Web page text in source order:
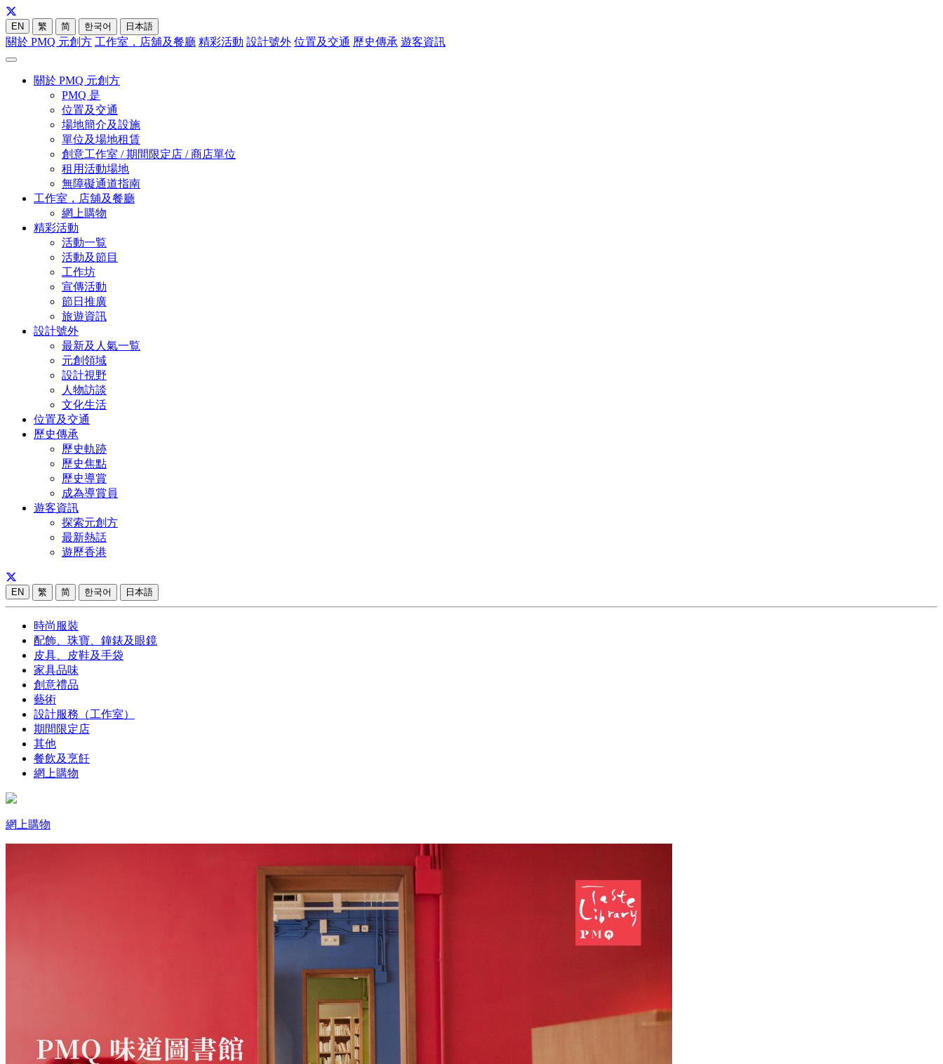
EN 繁 简 한국어 日本語
關於 PMQ 元創方 工作室，店舖及餐廳 精彩活動 設計號外 位置及交通 歷史傳承 遊客資訊
關於 PMQ 元創方
PMQ 是
位置及交通
場地簡介及設施
單位及場地租賃
創意工作室 / 期間限定店 / 商店單位
租用活動場地
無障礙通道指南
工作室，店舖及餐廳
網上購物
精彩活動
活動一覧
活動及節目
工作坊
宣傳活動
節日推廣
旅遊資訊
設計號外
最新及人氣一覧
元創領域
設計視野
人物訪談
文化生活
位置及交通
歷史傳承
歷史軌跡
歷史焦點
歷史導賞
成為導賞員
遊客資訊
探索元創方
最新熱話
遊歷香港
EN 繁 简 한국어 日本語
時尚服裝
配飾、珠寶、鐘錶及眼鏡
皮具、皮鞋及手袋
家具品味
創意禮品
藝術
設計服務（工作室）
期間限定店
其他
餐飲及烹飪
網上購物
網上購物